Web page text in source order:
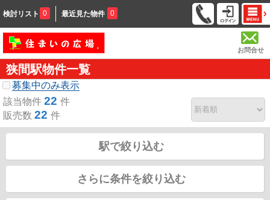
検討リスト 0 最近見た物件 0
お問合せ
狭間駅物件一覧
募集中のみ表示
該当物件 22 件
販売数 22 件
駅で絞り込む
さらに条件を絞り込む